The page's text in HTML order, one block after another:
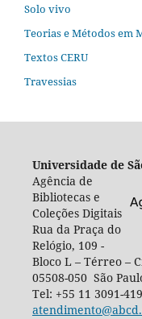
Solo vivo
Teorias e Métodos em
Textos CERU
Travessias
Universidade de
Agência de
Bibliotecas e
Coleções Digitais
Rua da Praça do
Relógio, 109 -
Bloco L – Térreo –
05508-050 São
Tel: +55 11 3091-